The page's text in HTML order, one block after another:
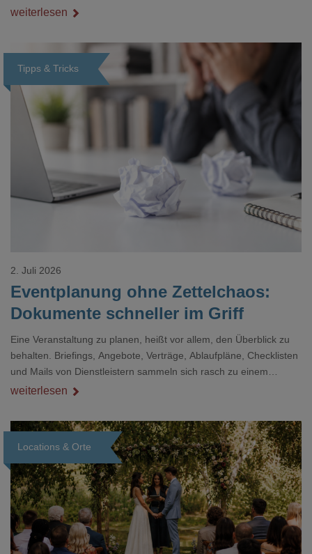
Nebenthema: Bei Textilien mit Stickerei oder mehreren
weiterlesen
Tipps & Tricks
Loading...
Eventplanung ohne Zettelchaos:
Dokumente schneller im Griff
2. Juli 2026
Eine Veranstaltung zu planen, heißt vor allem, den Überblick zu
behalten. Briefings, Angebote, Verträge, Ablaufpläne, Checklisten
und Mails von Dienstleistern sammeln sich rasch zu einem
unübersichtlichen Stapel. Wer schon einmal kurz vor einem Event
Dokument gesucht hat, kennt das mulmige Gefühl.
weiterlesen
Locations & Orte
Loading...